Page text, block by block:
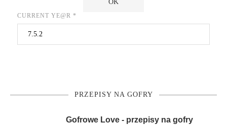
CURRENT YE@R *
PRZEPISY NA GOFRY
Gofrowe Love - przepisy na gofry